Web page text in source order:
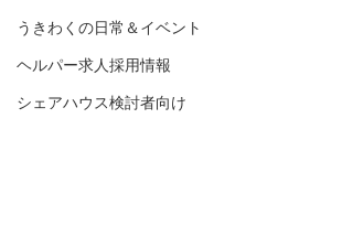
うきわくの日常＆イベント
ヘルパー求人採用情報
シェアハウス検討者向け